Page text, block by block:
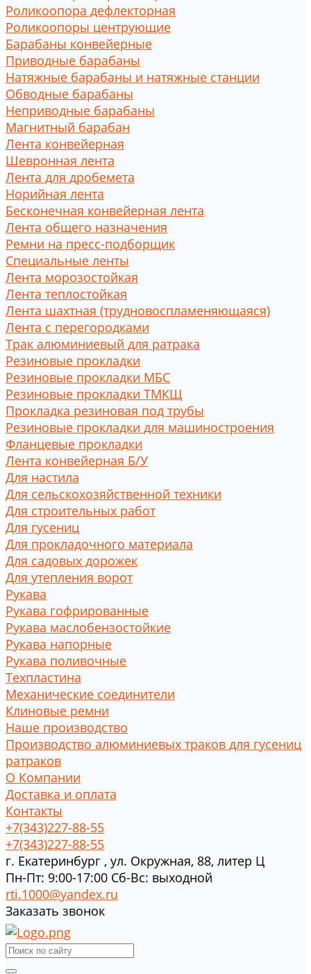
Роликоопора дефлекторная
Роликоопоры центрующие
Барабаны конвейерные
Приводные барабаны
Натяжные барабаны и натяжные станции
Обводные барабаны
Неприводные барабаны
Магнитный барабан
Лента конвейерная
Шевронная лента
Лента для дробемета
Норийная лента
Бесконечная конвейерная лента
Лента общего назначения
Ремни на пресс-подборщик
Специальные ленты
Лента морозостойкая
Лента теплостойкая
Лента шахтная (трудновоспламеняющаяся)
Лента с перегородками
Трак алюминиевый для ратрака
Резиновые прокладки
Резиновые прокладки МБС
Резиновые прокладки ТМКЩ
Прокладка резиновая под трубы
Резиновые прокладки для машиностроения
Фланцевые прокладки
Лента конвейерная Б/У
Для настила
Для сельскохозяйственной техники
Для строительных работ
Для гусениц
Для прокладочного материала
Для садовых дорожек
Для утепления ворот
Рукава
Рукава гофрированные
Рукава маслобензостойкие
Рукава напорные
Рукава поливочные
Техпластина
Механические соединители
Клиновые ремни
Наше производство
Производство алюминиевых траков для гусениц
ратраков
О Компании
Доставка и оплата
Контакты
+7(343)227-88-55
+7(343)227-88-55
г. Екатеринбург , ул. Окружная, 88, литер Ц
Пн-Пт: 9:00-17:00 Cб-Вс: выходной
rti.1000@yandex.ru
Заказать звонок